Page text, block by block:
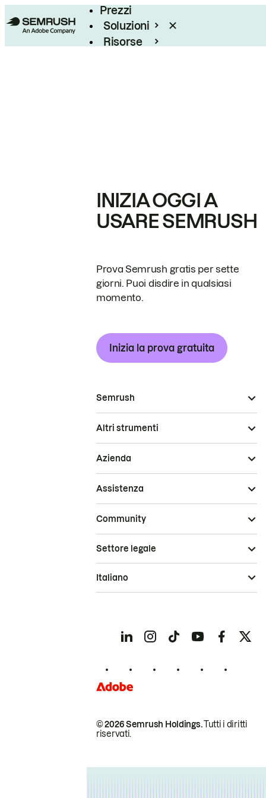
Prezzi
Soluzioni
Risorse
INIZIA OGGI A
USARE SEMRUSH
Prova Semrush gratis per sette
giorni. Puoi disdire in qualsiasi
momento.
Inizia la prova gratuita
Semrush
Altri strumenti
Azienda
Assistenza
Community
© 2026 Semrush Holdings.Tutti i diritti
riservati.
Settore legale
Italiano